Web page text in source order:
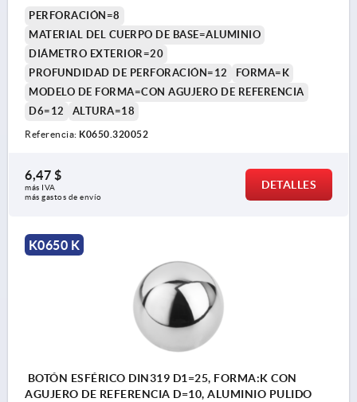
PERFORACIÓN=8
MATERIAL DEL CUERPO DE BASE=ALUMINIO
DIÁMETRO EXTERIOR=20
PROFUNDIDAD DE PERFORACIÓN=12
FORMA=K
MODELO DE FORMA=CON AGUJERO DE REFERENCIA
D6=12
ALTURA=18
Referencia: K0650.320052
6,47 $
más IVA
más gastos de envío
DETALLES
K0650 K
BOTÓN ESFÉRICO DIN319 D1=25, FORMA:K CON
AGUJERO DE REFERENCIA D=10, ALUMINIO PULIDO